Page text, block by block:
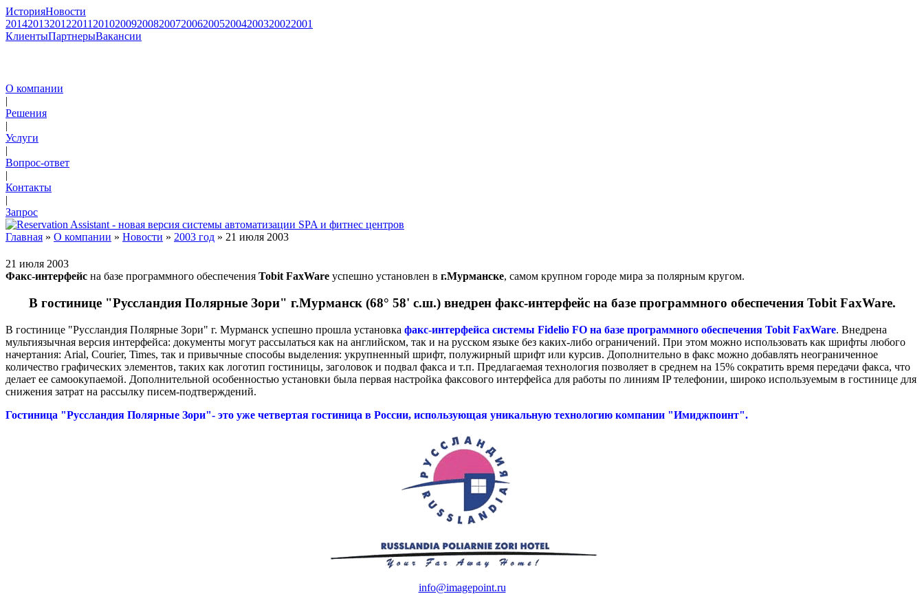
ИсторияНовости
2014201320122011 2010200920082007200620052004200320022001
КлиентыПартнерыВакансии
О компании
|
Решения
|
Услуги
|
Вопрос-ответ
|
Контакты
|
Запрос
Главная » О компании » Новости » 2003 год » 21 июля 2003
21 июля 2003
Факс-интерфейс на базе программного обеспечения Tobit FaxWare успешно установлен в г.Мурманске, самом крупном городе мира за полярным кругом.
В гостинице "Руссландия Полярные Зори" г.Мурманск (68° 58' с.ш.) внедрен факс-интерфейс на базе программного обеспечения Tobit FaxWare.
В гостинице "Руссландия Полярные Зори" г. Мурманск успешно прошла установка факс-интерфейса системы Fidelio FO на базе программного обеспечения Tobit FaxWare. Внедрена
мультиязычная версия интерфейса: документы могут рассылаться как на английском, так и на русском языке без каких-либо ограничений. При этом можно использовать как шрифты любого
начертания: Arial, Courier, Times, так и привычные способы выделения: укрупненный шрифт, полужирный шрифт или курсив. Дополнительно в факс можно добавлять неограниченное
количество графических элементов, таких как логотип гостиницы, заголовок и подвал факса и т.п. Предлагаемая технология позволяет в среднем на 15% сократить время передачи факса, что
делает ее самоокупаемой. Дополнительной особенностью установки была первая настройка факсового интерфейса для работы по линиям IP телефонии, широко используемым в гостинице для
снижения затрат на рассылку писем-подтверждений.
Гостиница "Руссландия Полярные Зори"- это уже четвертая гостиница в России, использующая уникальную технологию компании "Имиджпоинт".
info@imagepoint.ru